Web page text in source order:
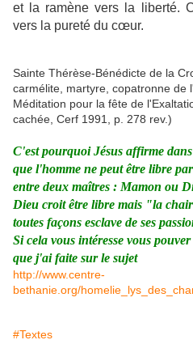
et la ramène vers la liberté.
vers la pureté du cœur.
Sainte Thérèse-Bénédicte de la
carmélite, martyre, copatronne de
Méditation pour la fête de
cachée, Cerf 1991, p. 278 rev.)
C'est pourquoi Jésus affirme
que l'homme ne peut être libre
entre deux maîtres : Mamon ou
Dieu croit être libre mais "la
toutes façons esclave de ses
Si cela vous intéresse vous
que j'ai faite sur le sujet
http://www.centre-
bethanie.org/
#Textes